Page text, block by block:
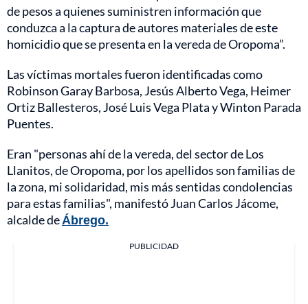
de pesos a quienes suministren información que
conduzca a la captura de autores materiales de este
homicidio que se presenta en la vereda de Oropoma”.
Las víctimas mortales fueron identificadas como
Robinson Garay Barbosa, Jesús Alberto Vega, Heimer
Ortiz Ballesteros, José Luis Vega Plata y Winton Parada
Puentes.
Eran "personas ahí de la vereda, del sector de Los
Llanitos, de Oropoma, por los apellidos son familias de
la zona, mi solidaridad, mis más sentidas condolencias
para estas familias", manifestó Juan Carlos Jácome,
alcalde deÁbrego.
PUBLICIDAD